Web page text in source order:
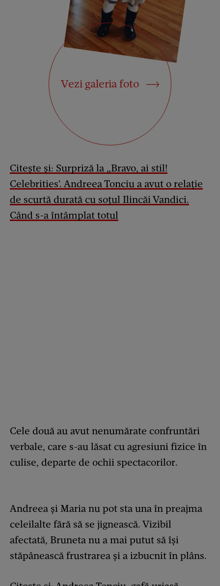
Vezi galeria foto
Citește și: Surpriză la „Bravo, ai stil!
Celebrities'. Andreea Tonciu a avut o relație
de scurtă durată cu soțul Ilincăi Vandici.
Când s-a întâmplat totul
Cele două au avut nenumărate confruntări
verbale, care s-au lăsat cu agresiuni fizice în
culise, departe de ochii spectacorilor.
Andreea și Maria nu pot sta una în preajma
celeilalte fără să se jignească. Vizibil
afectată, Bruneta nu a mai putut să își
stăpânească frustrarea și a izbucnit în plâns.